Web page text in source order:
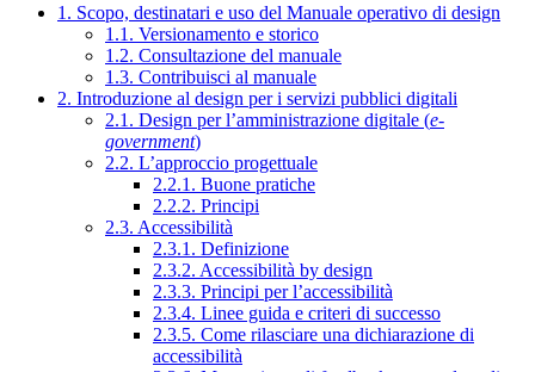
1. Scopo, destinatari e uso del Manuale operativo di design
1.1. Versionamento e storico
1.2. Consultazione del manuale
1.3. Contribuisci al manuale
2. Introduzione al design per i servizi pubblici digitali
2.1. Design per l’amministrazione digitale (e-
government)
2.2. L’approccio progettuale
2.2.1. Buone pratiche
2.2.2. Principi
2.3. Accessibilità
2.3.1. Definizione
2.3.2. Accessibilità by design
2.3.3. Principi per l’accessibilità
2.3.4. Linee guida e criteri di successo
2.3.5. Come rilasciare una dichiarazione di
accessibilità